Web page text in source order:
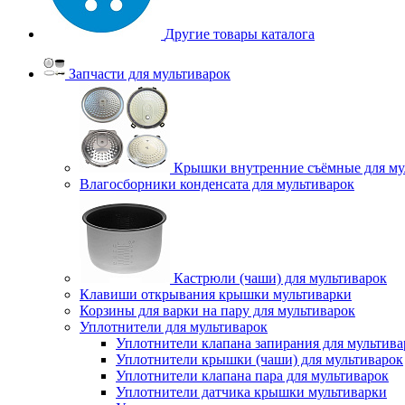
Другие товары каталога
Запчасти для мультиварок
Крышки внутренние съёмные для
Влагосборники конденсата для мультиварок
Кастрюли (чаши) для мультиварок
Клавиши открывания крышки мультиварки
Корзины для варки на пару для мультиварок
Уплотнители для мультиварок
Уплотнители клапана запирания для
Уплотнители крышки (чаши) для мультиварок
Уплотнители клапана пара для мультиварок
Уплотнители датчика крышки мультиварки